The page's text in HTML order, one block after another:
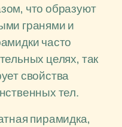
что образуют
гранями и
часто
целях, так
свойства
тел.
пирамидка,